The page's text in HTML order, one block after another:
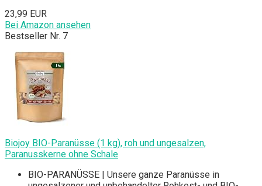
23,99 EUR
Bei Amazon ansehen
Bestseller Nr. 7
Biojoy BIO-Paranüsse (1 kg), roh und ungesalzen,
Paranusskerne ohne Schale
BIO-PARANÜSSE | Unsere ganze Paranüsse in